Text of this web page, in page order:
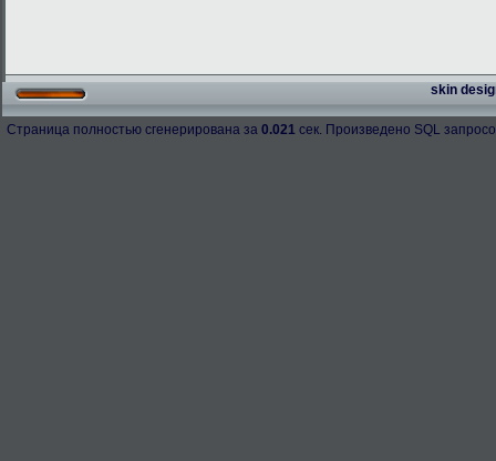
skin
Страница полностью сгенерирована за 0.021 сек. Произведено SQL